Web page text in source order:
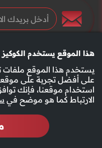
هذا الموقع يستخدم
يستخدم هذا الموقع
على أفضل تجربة على
استخدام موقعنا، فإنك
الارتباط كما هو موضح في
سياسة